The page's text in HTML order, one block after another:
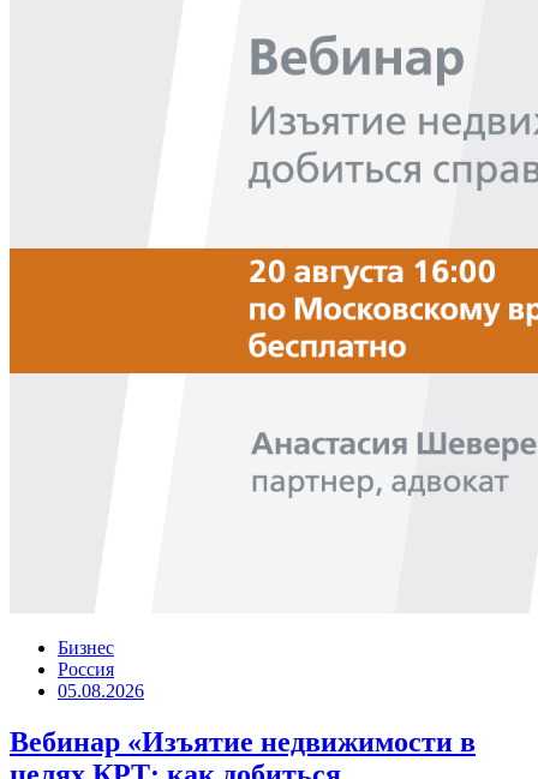
Бизнес
Россия
05.08.2026
Вебинар «Изъятие недвижимости в